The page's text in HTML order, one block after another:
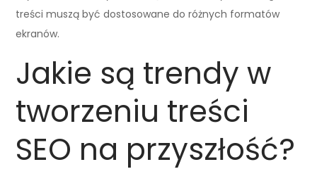
treści muszą być dostosowane do różnych formatów
ekranów.
Jakie są trendy w
tworzeniu treści
SEO na przyszłość?